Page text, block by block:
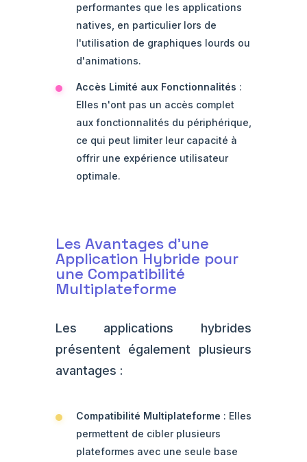
performantes que les applications
natives, en particulier lors de
l'utilisation de graphiques lourds ou
d'animations.
Accès Limité aux Fonctionnalités :
Elles n'ont pas un accès complet
aux fonctionnalités du périphérique,
ce qui peut limiter leur capacité à
offrir une expérience utilisateur
optimale.
Les Avantages d'une
Application Hybride pour
une Compatibilité
Multiplateforme
Les applications hybrides
présentent également plusieurs
avantages :
Compatibilité Multiplateforme : Elles
permettent de cibler plusieurs
plateformes avec une seule base